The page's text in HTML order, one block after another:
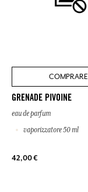
COMPRARE
GRENADE PIVOINE
eau de parfum
vaporizzatore 50 ml
42,00 €